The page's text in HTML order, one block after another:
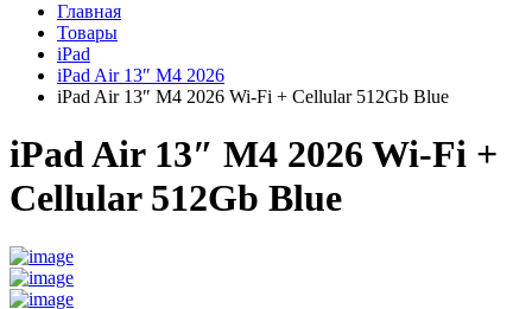
Главная
Товары
iPad
iPad Air 13″ M4 2026
iPad Air 13″ M4 2026 Wi-Fi + Cellular 512Gb Blue
iPad Air 13″ M4 2026 Wi-Fi +
Cellular 512Gb Blue